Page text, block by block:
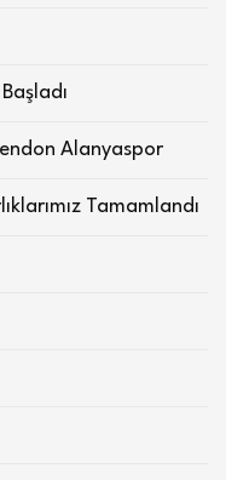
Alanyaspor
Tamamlandı